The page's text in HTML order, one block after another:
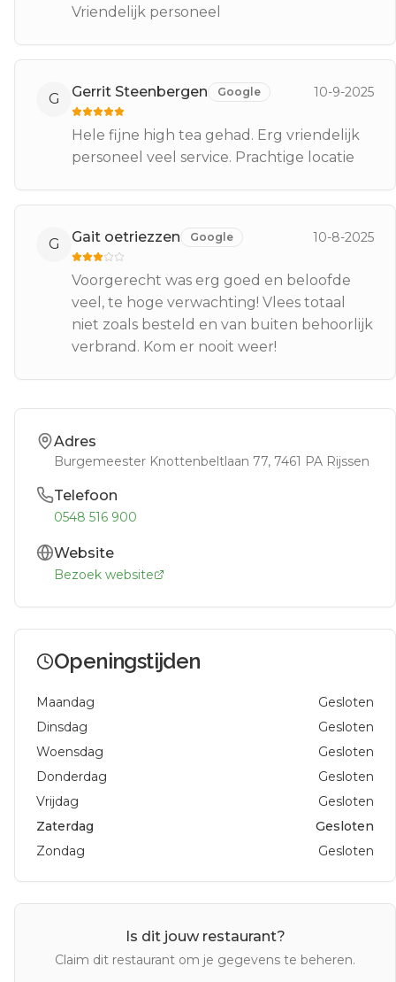
Vriendelijk personeel
G Gerrit Steenbergen Google 10-9-2025
Hele fijne high tea gehad. Erg vriendelijk
personeel veel service. Prachtige locatie
G Gait oetriezzen Google 10-8-2025
Voorgerecht was erg goed en beloofde
veel, te hoge verwachting! Vlees totaal
niet zoals besteld en van buiten behoorlijk
verbrand. Kom er nooit weer!
Adres
Burgemeester Knottenbeltlaan 77, 7461 PA Rijssen
Telefoon
0548 516 900
Website
Bezoek website
Openingstijden
Maandag
Gesloten
Dinsdag
Gesloten
Woensdag
Gesloten
Donderdag
Gesloten
Vrijdag
Gesloten
Zaterdag
Gesloten
Zondag
Gesloten
Is dit jouw restaurant?
Claim dit restaurant om je gegevens te beheren.